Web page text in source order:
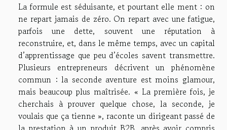
La formule est séduisante, et pourtant elle ment : on
ne repart jamais de zéro. On repart avec une fatigue,
parfois une dette, souvent une réputation à
reconstruire, et, dans le même temps, avec un capital
d’apprentissage que peu d’écoles savent transmettre.
Plusieurs entrepreneurs décrivent un phénomène
commun : la seconde aventure est moins glamour,
mais beaucoup plus maîtrisée. « La première fois, je
cherchais à prouver quelque chose, la seconde, je
voulais que ça tienne », raconte un dirigeant passé de